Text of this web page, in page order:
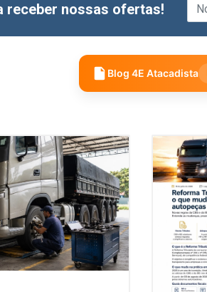
receber nossas ofertas!
Blog 4E Atacadista